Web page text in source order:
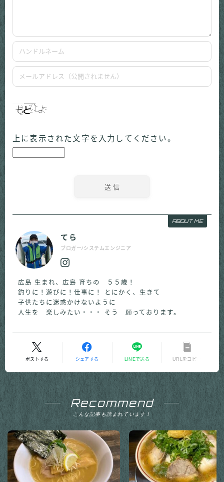
上に表示された文字を入力してください。
ABOUT ME
てら
ブロガー/システムエンジニア
広島 生まれ、広島 育ちの ５５歳！
釣りに！遊びに！仕事に！ とにかく、生きて
子供たちに迷惑かけないように
人生を 楽しみたい・・・ そう 願っております。
ポストする シェアする LINEで送る URLをコピー
Recommend
こんな記事も読まれています！